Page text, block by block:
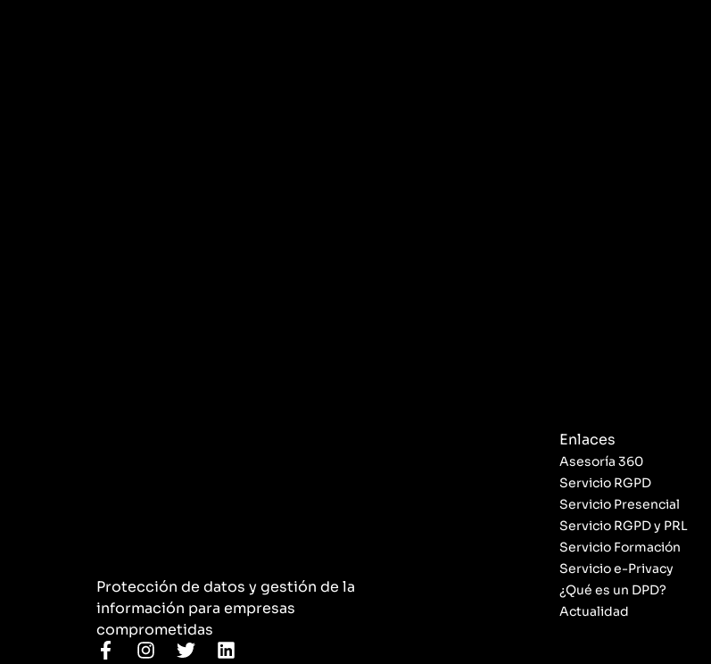
Protección de datos y gestión de la
información para empresas
comprometidas
F I T L
Enlaces
Asesoría 360
Servicio RGPD
Servicio Presencial
Servicio RGPD y PRL
Servicio Formación
Servicio e-Privacy
¿Qué es un DPD?
Actualidad